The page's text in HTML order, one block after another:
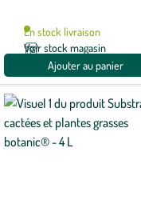
En stock livraison
Voir stock magasin
Ajouter au panier